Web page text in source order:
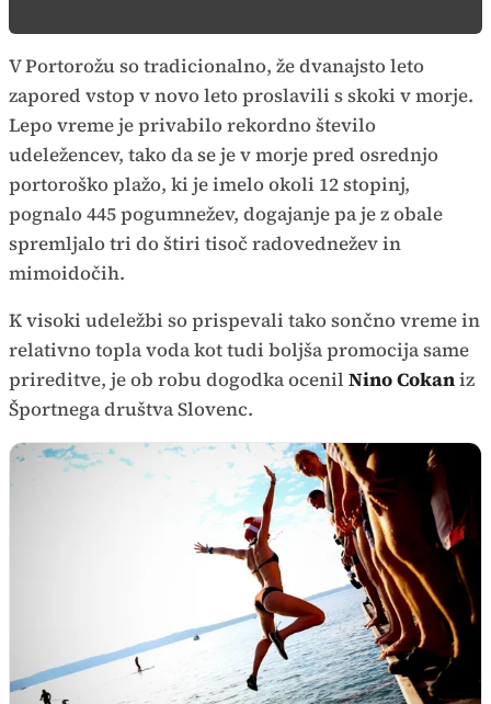
V Portorožu so tradicionalno, že dvanajsto leto
zapored vstop v novo leto proslavili s skoki v morje.
Lepo vreme je privabilo rekordno število
udeležencev, tako da se je v morje pred osrednjo
portoroško plažo, ki je imelo okoli 12 stopinj,
pognalo 445 pogumnežev, dogajanje pa je z obale
spremljalo tri do štiri tisoč radovednežev in
mimoidočih.
K visoki udeležbi so prispevali tako sončno vreme in
relativno topla voda kot tudi boljša promocija same
prireditve, je ob robu dogodka ocenil Nino Cokaniz
Športnega društva Slovenc.